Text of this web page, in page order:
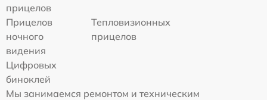
прицелов
Прицелов
ночного
видения
Тепловизионных
прицелов
Цифровых
биноклей
Мы занимаемся ремонтом и техническим